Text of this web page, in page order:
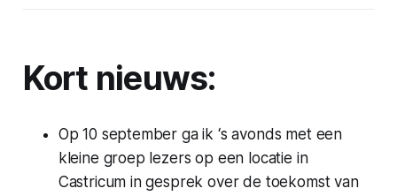
Kort nieuws:
Op 10 september ga ik ‘s avonds met een
kleine groep lezers op een locatie in
Castricum in gesprek over de toekomst van